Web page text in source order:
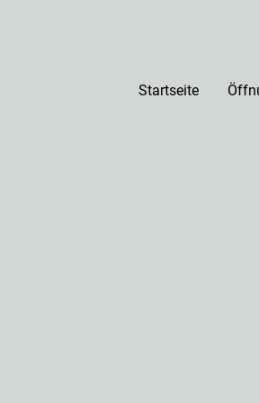
Startseite